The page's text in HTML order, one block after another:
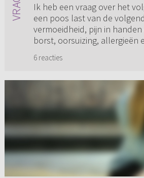
Ik heb een vraag over het
een poos last van de
vermoeidheid, pijn in
borst, oorsuizing, allergieën
6 reacties